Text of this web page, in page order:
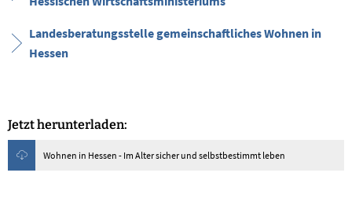
Landesberatungsstelle gemeinschaftliches Wohnen in
Hessen
Jetzt herunterladen:
Wohnen in Hessen - Im Alter sicher und selbstbestimmt leben